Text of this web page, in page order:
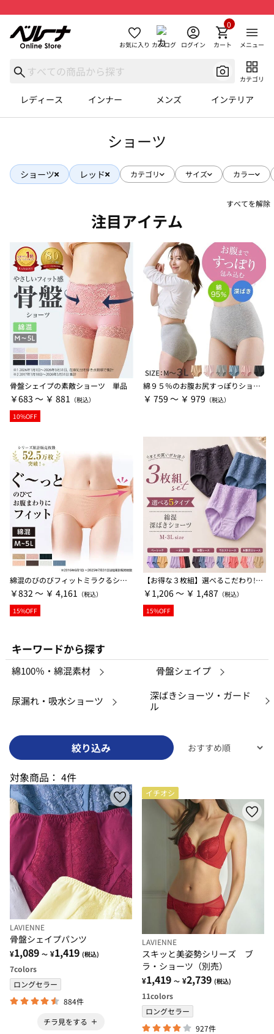
お気に入り カタログ ログイン カート
0
メニュー
カテゴリ
レディース インナー メンズ インテリア
ショーツ
ショーツ レッド カテゴリ サイズ カラー
すべてを解除
注目アイテム
骨盤シェイプの素敵ショーツ 単品
￥683 ～ ￥ 881
10%OFF
綿９５％のお腹お尻すっぽりショーツ
￥ 759 ～ ￥ 979
綿混のびのびフィットミラクるショーツ
￥832 ～ ￥ 4,161
15%OFF
【お得な３枚組】選べるこだわり!綿混ショーツ
￥1,206 ～ ￥ 1,487
15%OFF
キーワードから探す
綿100％・綿混素材 骨盤シェイプ
尿漏れ・吸水ショーツ
深ばきショーツ・ガード
ル
絞り込み
対象商品： 4件
LAVIENNE
骨盤シェイプパンツ
¥1,089 ～ ¥1,419 (税込)
7colors
ロングセラー
884件
チラ見をする
イチオシ
LAVIENNE
スキッと美姿勢シリーズ ブ
ラ・ショーツ（別売）
¥1,419 ～ ¥2,739 (税込)
11colors
ロングセラー
927件